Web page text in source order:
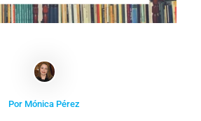
Por Mónica Pérez